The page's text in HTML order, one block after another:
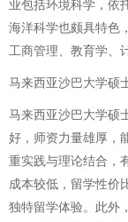
业包括环境科学，依
海洋科学也颇具特色
工商管理、教育学、
马来西亚沙巴大学硕
马来西亚沙巴大学硕
好，师资力量雄厚，
重实践与理论结合，
成本较低，留学性价
独特留学体验。此外